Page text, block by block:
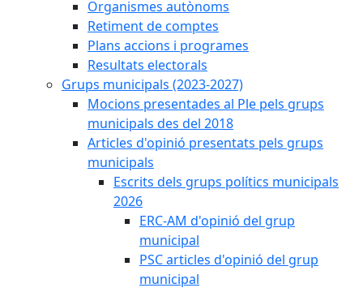
Organismes autònoms
Retiment de comptes
Plans accions i programes
Resultats electorals
Grups municipals (2023-2027)
Mocions presentades al Ple pels grups
municipals des del 2018
Articles d'opinió presentats pels grups
municipals
Escrits dels grups polítics municipals
2026
ERC-AM d'opinió del grup
municipal
PSC articles d'opinió del grup
municipal